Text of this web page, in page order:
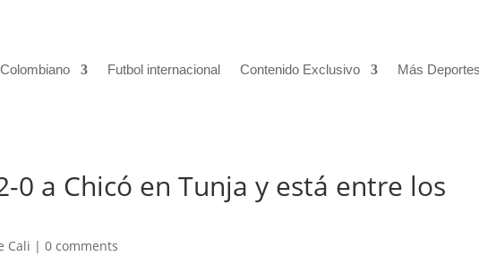
Futbol internacional Contenido Exclusivo Más Deportes
0 a Chicó en Tunja y está entre los
Cali |0 comments